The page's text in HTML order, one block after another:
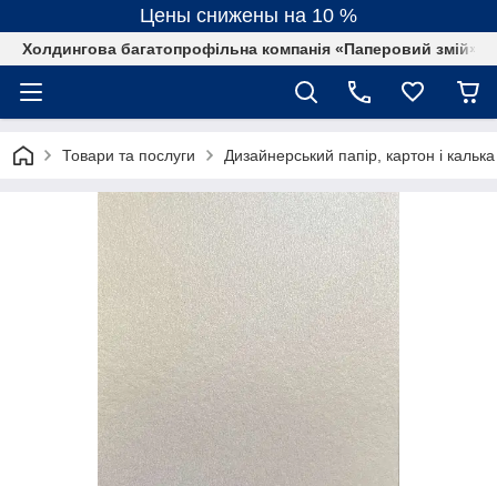
Цены снижены на 10 %
Холдингова багатопрофільна компанія «Паперовий змій»
Товари та послуги Дизайнерський папір, картон і калька